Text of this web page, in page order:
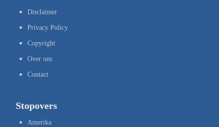
Disclaimer
Privacy Policy
Copyright
Over ons
Contact
Stopovers
Amerika